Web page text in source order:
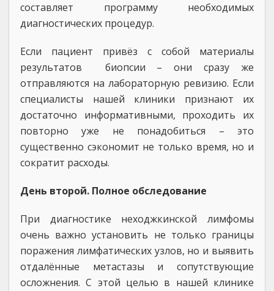
составляет программу необходимых
диагностических процедур.
Если пациент привёз с собой материалы
результатов биопсии – они сразу же
отправляются на лабораторную ревизию. Если
специалисты нашей клиники признают их
достаточно информативными, проходить их
повторно уже не понадобиться – это
существенно сэкономит не только время, но и
сократит расходы.
День второй. Полное обследование
При диагностике неходжкинской лимфомы
очень важно установить не только границы
поражения лимфатических узлов, но и выявить
отдалённые метастазы и сопутствующие
осложнения. С этой целью в нашей клинике